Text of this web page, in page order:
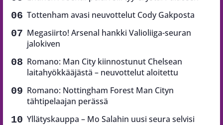
Tottenham avasi neuvottelut Cody Gakposta
Megasiirto! Arsenal hankki Valioliiga-seuran
jalokiven
Romano: Man City kiinnostunut Chelsean
laitahyökkääjästä – neuvottelut aloitettu
Romano: Nottingham Forest Man Cityn
tähtipelaajan perässä
Yllätyskauppa – Mo Salahin uusi seura selvisi